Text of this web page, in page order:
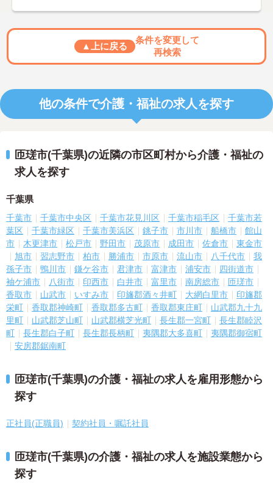
▲上に戻る
条件を変更して
再検索
他の条件で介護・福祉の求人を探す
匝瑳市(千葉県)の近隣の市区町村から介護・福祉の
求人を探す
千葉県
千葉市 千葉市中央区 千葉市花見川区 千葉市稲毛区
千葉市若
葉区
千葉市緑区 千葉市美浜区 銚子市 市川市 船橋市
館山
市
木更津市 松戸市 野田市 茂原市 成田市 佐倉市
東金市
旭市
習志野市 柏市 勝浦市 市原市 流山市 八千代市
我
孫子市
鴨川市 鎌ケ谷市 君津市 富津市 浦安市
四街道市
袖ケ浦市
八街市 印西市 白井市 富里市 南房総市
匝瑳市
香取市
山武市 いすみ市 印旛郡酒々井町 大網白里市
印旛郡
栄町
香取郡神崎町 香取郡多古町 香取郡東庄町
山武郡九十九
里町
山武郡芝山町 山武郡横芝光町 長生郡一宮町
長生郡睦沢
町
長生郡白子町 長生郡長柄町 夷隅郡大多喜町
夷隅郡御宿町
安房郡鋸南町
匝瑳市(千葉県)の介護・福祉の求人を雇用形態から
探す
正社員(正職員) 契約社員・嘱託社員
匝瑳市(千葉県)の介護・福祉の求人を施設業態から
探す